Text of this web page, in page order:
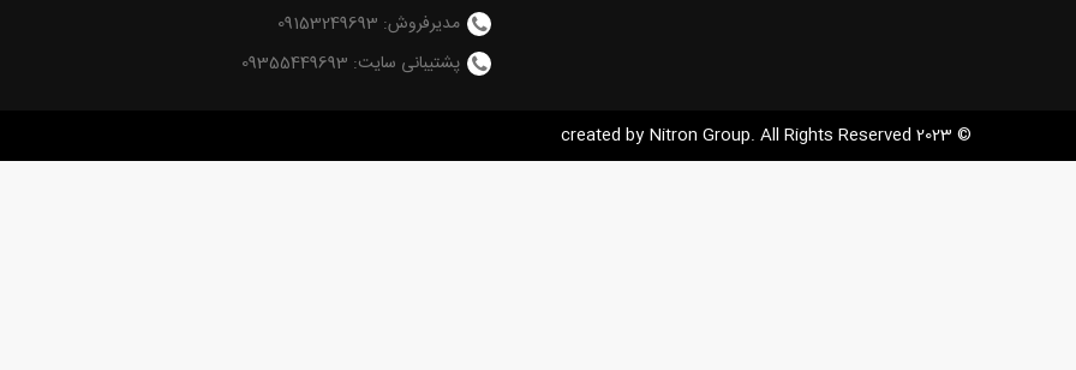
مدیرفروش: 09153249693
پشتیبانی سایت: 09355449693
© 2023 created by Nitron Group. All Rights Reserved